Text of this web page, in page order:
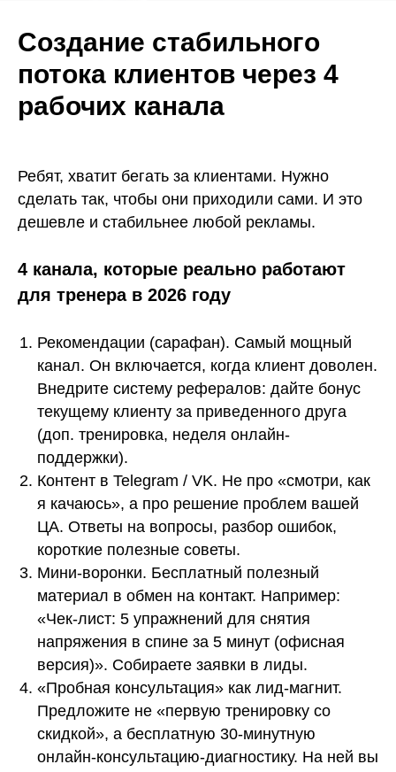
Создание стабильного
потока клиентов через 4
рабочих канала
Ребят, хватит бегать за клиентами. Нужно
сделать так, чтобы они приходили сами. И это
дешевле и стабильнее любой рекламы.
4 канала, которые реально работают
для тренера в 2026 году
Рекомендации (сарафан). Самый мощный
канал. Он включается, когда клиент доволен.
Внедрите систему рефералов: дайте бонус
текущему клиенту за приведенного друга
(доп. тренировка, неделя онлайн-
поддержки).
Контент в Telegram / VK. Не про «смотри, как
я качаюсь», а про решение проблем вашей
ЦА. Ответы на вопросы, разбор ошибок,
короткие полезные советы.
Мини-воронки. Бесплатный полезный
материал в обмен на контакт. Например:
«Чек-лист: 5 упражнений для снятия
напряжения в спине за 5 минут (офисная
версия)». Собираете заявки в лиды.
«Пробная консультация» как лид-магнит.
Предложите не «первую тренировку со
скидкой», а бесплатную 30-минутную
онлайн-консультацию-диагностику. На ней вы